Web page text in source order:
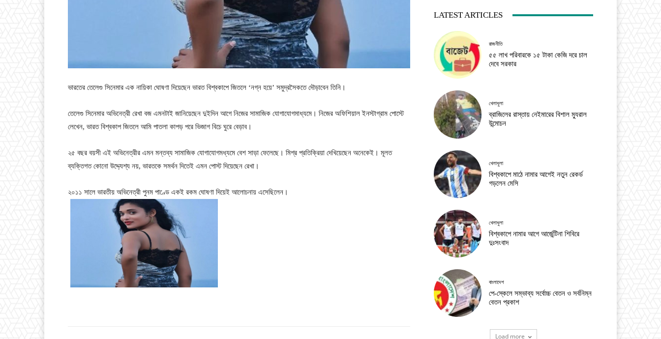
ভারতের তেলেগু সিনেমার এক নায়িকা ঘোষণা দিয়েছেন ভারত বিশ্বকাপে জিতলে ‘নগ্ন হয়ে’ সমুদ্রসৈকতে দৌড়াবেন তিনি।
তেলেগু সিনেমার অভিনেত্রী রেখা বজ এমনটাই জানিয়েছেন দুইদিন আগে নিজের সামাজিক যোগাযোগমাধ্যমে। নিজের অফিশিয়াল ইনস্টাগ্রাম পোস্টে
লেখেন, ভারত বিশ্বকাপ জিতলে আমি পাতলা কাপড় পরে ভিজাগ বিচে ঘুরে বেড়াব।
২৫ বছর বয়সী এই অভিনেত্রীর এমন মন্তব্য সামাজিক যোগাযোগমধ্যমে বেশ সাড়া ফেলেছে। মিশ্র প্রতিক্রিয়া দেখিয়েছেন অনেকেই। মূলত
ব্যক্তিগত কোনো উদ্দ্যেশ্য নয়, ভারতকে সমর্থন দিতেই এমন পোস্ট দিয়েছেন রেখা।
২০১১ সালে ভারতীয় অভিনেত্রী পুনম পাণ্ডে একই রকম ঘোষণা দিয়েই আলোচনায় এসেছিলেন।
LATEST ARTICLES
রাজনীতি
৫৫ লাখ পরিবারকে ১৫ টাকা কেজি দরে চাল
দেবে সরকার
খেলাধুলা
ব্রাজিলের রাস্তায় নেইমারের বিশাল ম্যুরাল
উন্মোচন
খেলাধুলা
বিশ্বকাপে মাঠে নামার আগেই নতুন রেকর্ড
গড়লেন মেসি
খেলাধুলা
বিশ্বকাপে নামার আগে আর্জেন্টিনা শিবিরে
দুঃসংবাদ
বাংলাদেশ
পে-স্কেলে সম্ভাব্য সর্বোচ্চ বেতন ও সর্বনিম্ন
বেতন প্রকাশ
Load more